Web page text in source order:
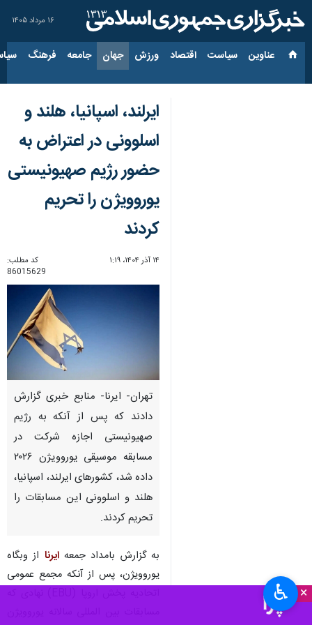
۱۶ مرداد ۱۴۰۵
عناوین‌ سیاست اقتصاد ورزش جهان جامعه فرهنگ
×
ایرلند، اسپانیا، هلند و
اسلوونی در اعتراض به
حضور رژیم صهیونیستی
یوروویژن را تحریم
کردند
۱۴ آذر ۱۴۰۴، ۱:۱۹
کد مطلب:
86015629
تهران- ایرنا- منابع خبری گزارش
دادند که پس از آنکه به رژیم
صهیونیستی اجازه شرکت در
مسابقه موسیقی یوروویژن ۲۰۲۶
داده شد، کشورهای ایرلند، اسپانیا،
هلند و اسلوونی این مسابقات را
تحریم کردند.
به گزارش بامداد جمعهایرنا از وبگاه
یوروویژن، پس از آنکه مجمع عمومی
♿︎